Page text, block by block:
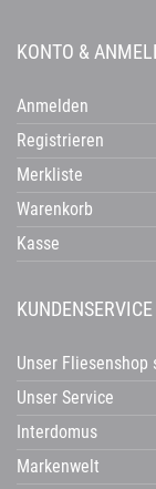
KONTO &
Anmelden
Registrieren
Merkliste
Warenkorb
Kasse
KUNDENSERVICE
Unser
Unser Service
Interdomus
Markenwelt